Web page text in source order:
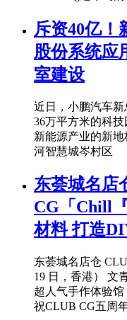
斥资40亿！
股份系统应
室建设
近日，小鹏汽车
36万平方米的科
新能源产业的新
河智慧城岑村区
东荟城名店
CG「Chill
材料 打造
东荟城名店仓
19 日，香港） 文
超人气手作体验
祝CLUB CG五周